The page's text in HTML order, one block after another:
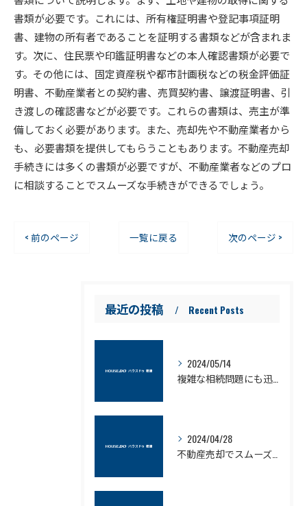
書類が必要です。これには、所有権証明書や登記事項証明
書、建物の所有者であることを証明する書類などが含まれま
す。次に、住民票や印鑑証明書などの本人確認書類が必要で
す。その他には、固定資産税や都市計画税などの税金評価証
明書、不動産業者との契約書、売買契約書、譲渡証明書、引
き渡しの確認書などが必要です。これらの書類は、売主が準
備しておく必要があります。また、売却先や不動産業者から
も、必要書類を提供してもらうこともあります。不動産売却
手続きには多くの書類が必要ですが、不動産業者などのプロ
に相談することでスムーズな手続きができるでしょう。
< 前のページ 一覧に戻る 次のページ >
最近の投稿 Recent Posts
2024/05/14
2024/04/28